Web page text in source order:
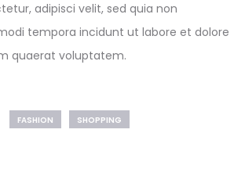
adipisci velit, sed quia non
tempora incidunt ut labore et dolore
quaerat voluptatem.
FASHION SHOPPING